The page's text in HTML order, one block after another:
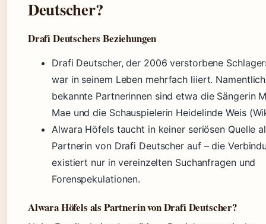
Deutscher?
Drafi Deutschers Beziehungen
Drafi Deutscher, der 2006 verstorbene
war in seinem Leben mehrfach liiert. Namentlich
bekannte Partnerinnen sind etwa die Sängerin
Mae und die Schauspielerin Heidelinde Weis
Alwara Höfels taucht in keiner seriösen Quelle
Partnerin von Drafi Deutscher auf – die
existiert nur in vereinzelten Suchanfragen und
Forenspekulationen.
Alwara Höfels als Partnerin von Drafi Deutscher?